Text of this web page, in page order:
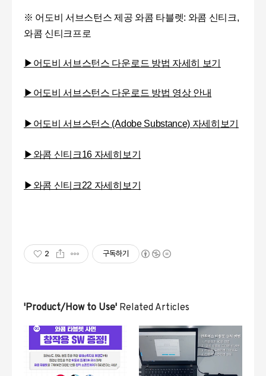
※ 어도비 서브스턴스 제공 와콤 타블렛: 와콤 신티크,
와콤 신티크프로
▶어도비 서브스턴스 다운로드 방법 자세히 보기
▶어도비 서브스턴스 다운로드 방법 영상 안내
▶어도비 서브스턴스 (Adobe Substance) 자세히 보기
▶와콤 신티크16 자세히보기
▶와콤 신티크22 자세히보기
2 구독하기
'Product/How to Use' Related Articles